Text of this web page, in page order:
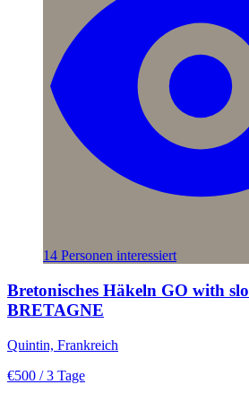
14 Personen interessiert
Bretonisches Häkeln GO with
BRETAGNE
Quintin, Frankreich
€500 / 3 Tage